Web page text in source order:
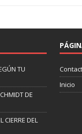
TU
DE
CIERRE DEL
Inicio